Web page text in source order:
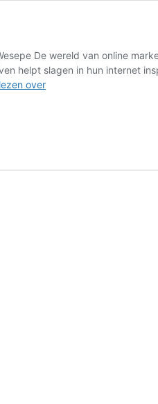
De wereld van online
helpt slagen in hun internet
overSEO